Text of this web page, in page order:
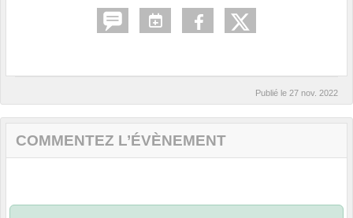
Publié le 27 nov. 2022
COMMENTEZ L’ÉVÈNEMENT